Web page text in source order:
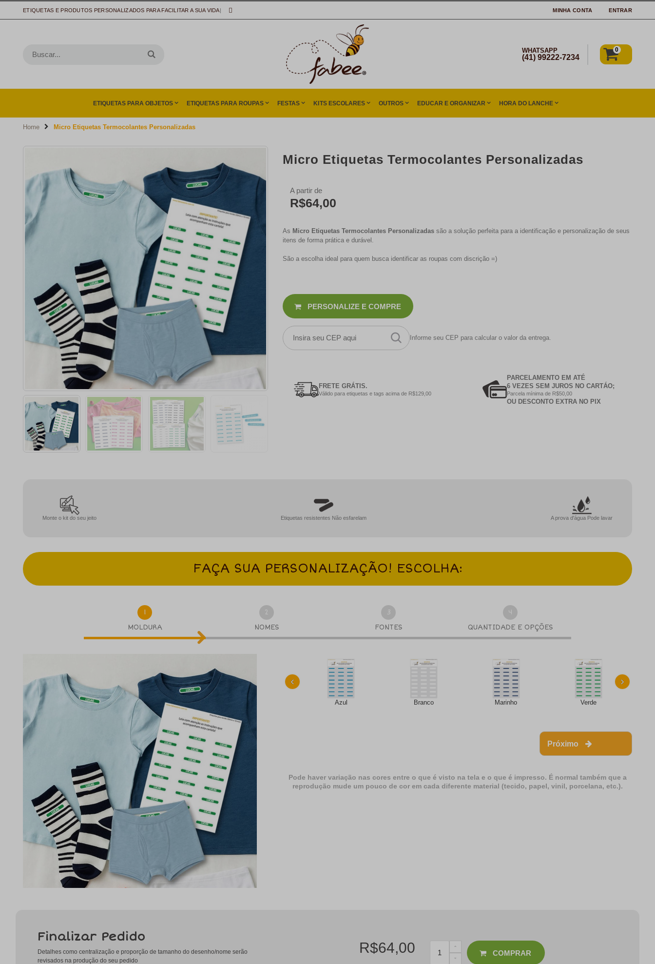
MINHA CONTA ENTRAR
ETIQUETAS E PRODUTOS PERSONALIZADOS PARA FACILITAR A SUA VIDA|
WHATSAPP
(41) 99222-7234
0
ETIQUETAS PARA OBJETOS ETIQUETAS PARA ROUPAS FESTAS KITS ESCOLARES OUTROS EDUCAR E ORGANIZAR HORA DO LANCHE
Home Micro Etiquetas Termocolantes Personalizadas
Micro Etiquetas Termocolantes Personalizadas
A partir de
R$64,00
As Micro Etiquetas Termocolantes Personalizadas são a solução perfeita para a identificação e personalização de seus
itens de forma prática e durável.
São a escolha ideal para quem busca identificar as roupas com discrição =)
PERSONALIZE E COMPRE
Informe seu CEP para calcular o valor da entrega.
FRETE GRÁTIS.
Válido para etiquetas e tags acima de R$129,00
PARCELAMENTO EM ATÉ
6 VEZES SEM JUROS NO CARTÁO;
Parcela mínima de R$50,00
OU DESCONTO EXTRA NO PIX
Monte o kit do seu jeito Etiquetas resistentes Não esfarelam A prova d'água Pode lavar
FAÇA SUA PERSONALIZAÇÃO! ESCOLHA:
1
MOLDURA
2
NOMES
3
FONTES
4
QUANTIDADE E OPÇÕES
Azul Branco Marinho Verde
‹ ›
Próximo
Pode haver variação nas cores entre o que é visto na tela e o que é impresso. É normal também que a
reprodução mude um pouco de cor em cada diferente material (tecido, papel, vinil, porcelana, etc.).
Finalizar Pedido
Detalhes como centralização e proporção de tamanho do desenho/nome serão
revisados na produção do seu pedido
R$64,00 COMPRAR